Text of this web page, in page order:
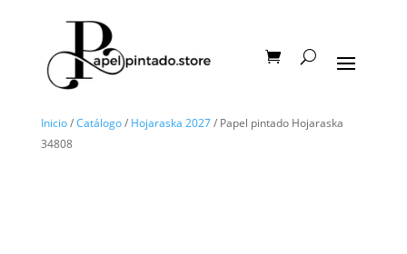
Inicio/Catálogo/ Hojaraska 2027/ Papel pintado Hojaraska
34808